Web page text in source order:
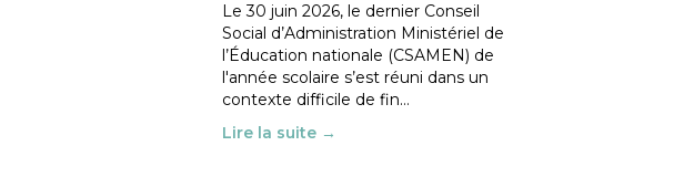
Le 30 juin 2026, le dernier Conseil
Social d’Administration Ministériel de
l’Éducation nationale (CSAMEN) de
l'année scolaire s’est réuni dans un
contexte difficile de fin…
Lire la suite →